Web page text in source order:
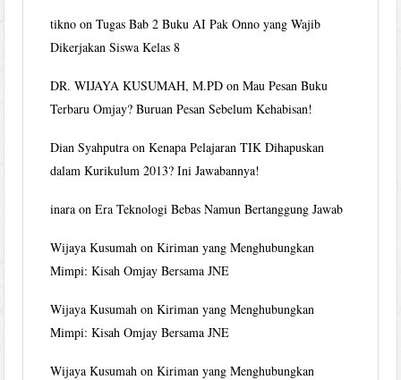
tikno onTugas Bab 2 Buku AI Pak Onno yang Wajib
Dikerjakan Siswa Kelas 8
DR. WIJAYA KUSUMAH, M.PD onMau Pesan Buku
Terbaru Omjay? Buruan Pesan Sebelum Kehabisan!
Dian Syahputra onKenapa Pelajaran TIK Dihapuskan
dalam Kurikulum 2013? Ini Jawabannya!
inara onEra Teknologi Bebas Namun Bertanggung Jawab
Wijaya Kusumah onKiriman yang Menghubungkan
Mimpi: Kisah Omjay Bersama JNE
Wijaya Kusumah onKiriman yang Menghubungkan
Mimpi: Kisah Omjay Bersama JNE
Wijaya Kusumah onKiriman yang Menghubungkan